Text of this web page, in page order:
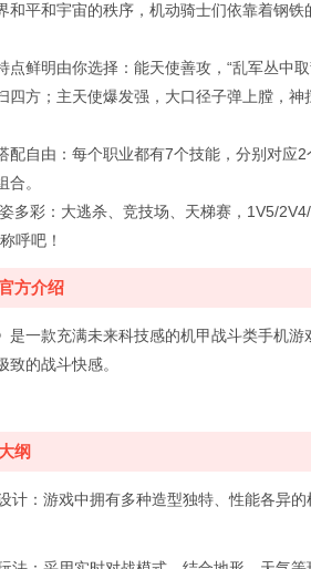
和平和宇宙的秩序，机动骑士们依靠着钢
点鲜明由你选择：能天使善攻，“乱军丛中
四方；主天使爆发强，大口径子弹上膛，
配自由：每个职业都有7个技能，分别对应
合。
多彩：大逃杀、竞技场、天梯赛，1V5/
呼吧！
方介绍
是一款充满未来科技感的机甲战斗类手机
致的战斗快感。
纲
计：游戏中拥有多种造型独特、性能各异